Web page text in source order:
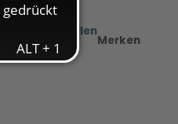
PDF
Teilen
Merken